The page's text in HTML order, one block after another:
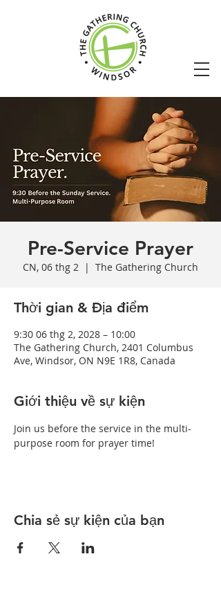
Pre-Service Prayer
CN, 06 thg 2
  |
The Gathering Church
Thời gian & Địa điểm
9:30 06 thg 2, 2028 – 10:00
The Gathering Church, 2401 Columbus
Ave, Windsor, ON N9E 1R8, Canada
Giới thiệu về sự kiện
Join us before the service in the multi-
purpose room for prayer time!
Chia sẻ sự kiện của bạn